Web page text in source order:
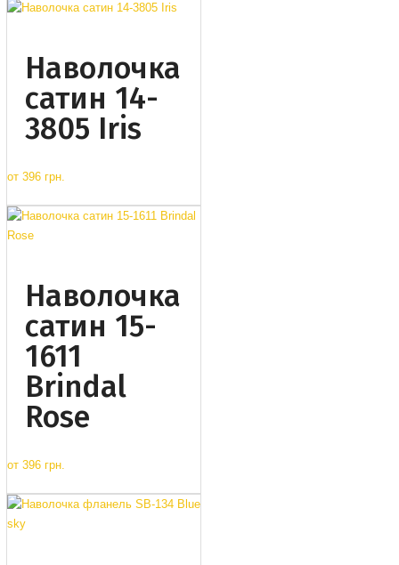
Наволочка
сатин 14-
3805 Iris
от 396 грн.
Наволочка
сатин 15-
1611
Brindal
Rose
от 396 грн.